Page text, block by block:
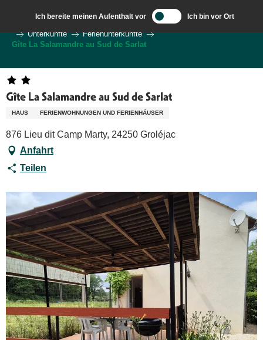
contenu
principal
Ich bereite meinen Aufenthalt vor Ich bin vor Ort
Ich bereite meine Reise vor
Unterkünfte
Ferienunterkünfte
Gîte La Salamandre au Sud de Sarlat
Gîte La Salamandre au Sud de Sarlat
HAUS FERIENWOHNUNGEN UND FERIENHÄUSER
876 Lieu dit Camp Marty, 24250 Groléjac
Anfahrt
Teilen